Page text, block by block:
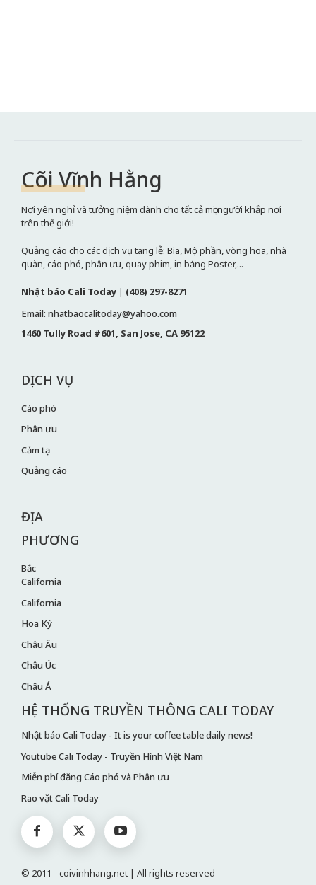
Cõi Vĩnh Hằng
Nơi yên nghỉ và tưởng niệm dành cho tất cả mọi người khắp nơi
trên thế giới!
Quảng cáo cho các dịch vụ tang lễ: Bia, Mộ phần, vòng hoa, nhà
quàn, cáo phó, phân ưu, quay phim, in bảng Poster,...
Nhật báo Cali Today | (408) 297-8271
Email: nhatbaocalitoday@yahoo.com
1460 Tully Road #601, San Jose, CA 95122
DỊCH VỤ
Cáo phó
Phân ưu
Cảm tạ
Quảng cáo
ĐỊA
PHƯƠNG
Bắc
California
California
Hoa Kỳ
Châu Âu
Châu Úc
Châu Á
HỆ THỐNG TRUYỀN THÔNG CALI TODAY
Nhật báo Cali Today - It is your coffee table daily news!
Youtube Cali Today - Truyền Hình Việt Nam
Miễn phí đăng Cáo phó và Phân ưu
Rao vặt Cali Today
© 2011 - coivinhhang.net | All rights reserved